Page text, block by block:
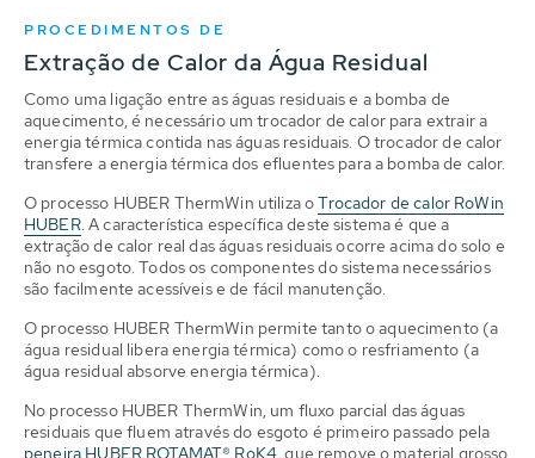
PROCEDIMENTOS DE
Extração de Calor da Água Residual
Como uma ligação entre as águas residuais e a bomba de
aquecimento, é necessário um trocador de calor para extrair a
energia térmica contida nas águas residuais. O trocador de calor
transfere a energia térmica dos efluentes para a bomba de calor.
O processo HUBER ThermWin utiliza oTrocador de calor RoWin
HUBER. A característica específica deste sistema é que a
extração de calor real das águas residuais ocorre acima do solo e
não no esgoto. Todos os componentes do sistema necessários
são facilmente acessíveis e de fácil manutenção.
O processo HUBER ThermWin permite tanto o aquecimento (a
água residual libera energia térmica) como o resfriamento (a
água residual absorve energia térmica).
No processo HUBER ThermWin, um fluxo parcial das águas
residuais que fluem através do esgoto é primeiro passado pela
peneira HUBER ROTAMAT® RoK4, que remove o material grosso